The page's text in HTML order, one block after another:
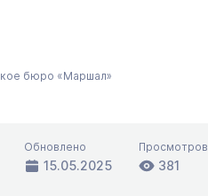
бюро «Маршал»
Обновлено
15.05.2025
Просмотров
381